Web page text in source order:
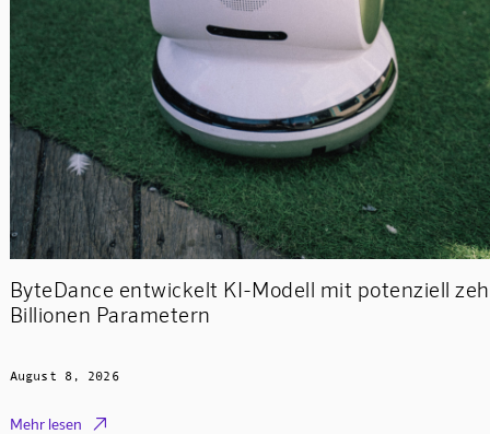
ByteDance entwickelt KI-Modell mit potenziell
Billionen Parametern
August 8, 2026
Mehr lesen 